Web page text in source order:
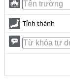
Tỉnh thành